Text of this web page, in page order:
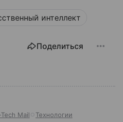
интеллект
Поделиться
Mail Технологии